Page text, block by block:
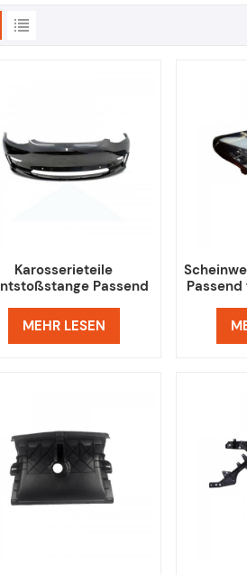
Karosserieteile
Passend
MEHR LESEN